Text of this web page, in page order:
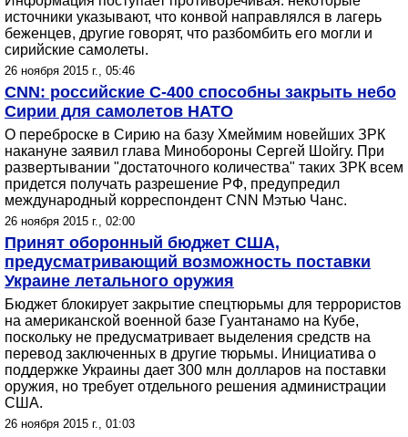
источники указывают, что конвой направлялся в лагерь
беженцев, другие говорят, что разбомбить его могли и
сирийские самолеты.
26 ноября 2015 г., 05:46
CNN: российские С-400 способны закрыть небо
Сирии для самолетов НАТО
О переброске в Сирию на базу Хмеймим новейших ЗРК
накануне заявил глава Минобороны Сергей Шойгу. При
развертывании "достаточного количества" таких ЗРК всем
придется получать разрешение РФ, предупредил
международный корреспондент CNN Мэтью Чанс.
26 ноября 2015 г., 02:00
Принят оборонный бюджет США,
предусматривающий возможность поставки
Украине летального оружия
Бюджет блокирует закрытие спецтюрьмы для террористов
на американской военной базе Гуантанамо на Кубе,
поскольку не предусматривает выделения средств на
перевод заключенных в другие тюрьмы. Инициатива о
поддержке Украины дает 300 млн долларов на поставки
оружия, но требует отдельного решения администрации
США.
26 ноября 2015 г., 01:03